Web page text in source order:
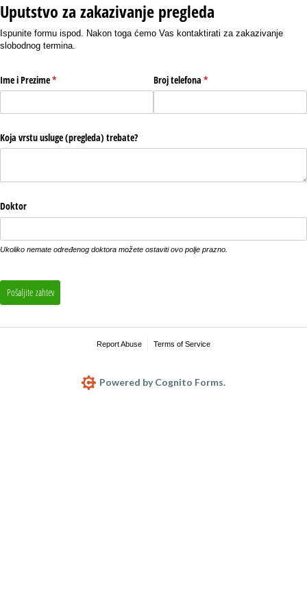
Uputstvo za zakazivanje pregleda
Ispunite formu ispod. Nakon toga ćemo Vas kontaktirati za zakazivanje
slobodnog termina.
Ime i Prezime*
(required) Broj telefona *
(required)
Koja vrstu usluge (pregleda) trebate?
Doktor
Ukoliko nemate određenog doktora možete ostaviti ovo polje prazno.
Pošaljite zahtev
Report Abuse Terms of Service
Powered by Cognito Forms.